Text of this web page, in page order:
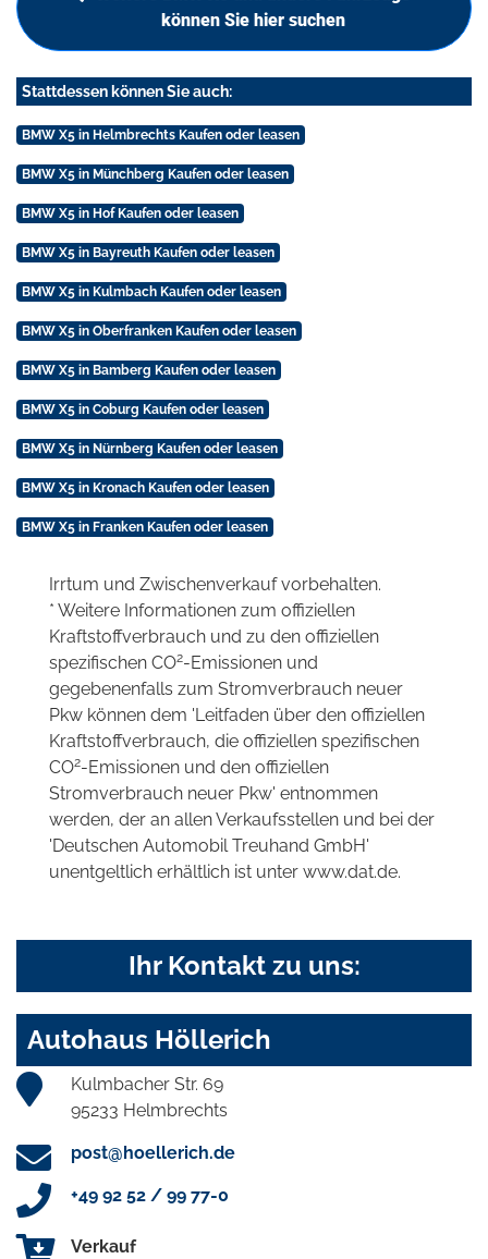
können Sie hier suchen
Stattdessen können Sie auch:
BMW X5 in Helmbrechts Kaufen oder leasen
BMW X5 in Münchberg Kaufen oder leasen
BMW X5 in Hof Kaufen oder leasen
BMW X5 in Bayreuth Kaufen oder leasen
BMW X5 in Kulmbach Kaufen oder leasen
BMW X5 in Oberfranken Kaufen oder leasen
BMW X5 in Bamberg Kaufen oder leasen
BMW X5 in Coburg Kaufen oder leasen
BMW X5 in Nürnberg Kaufen oder leasen
BMW X5 in Kronach Kaufen oder leasen
BMW X5 in Franken Kaufen oder leasen
Irrtum und Zwischenverkauf vorbehalten.
* Weitere Informationen zum offiziellen
Kraftstoffverbrauch und zu den offiziellen
spezifischen CO2-Emissionen und
gegebenenfalls zum Stromverbrauch neuer
Pkw können dem 'Leitfaden über den offiziellen
Kraftstoffverbrauch, die offiziellen spezifischen
CO2-Emissionen und den offiziellen
Stromverbrauch neuer Pkw' entnommen
werden, der an allen Verkaufsstellen und bei der
'Deutschen Automobil Treuhand GmbH'
unentgeltlich erhältlich ist unter www.dat.de.
Ihr Kontakt zu uns:
Autohaus Höllerich
Kulmbacher Str. 69
95233 Helmbrechts
post@hoellerich.de
+49 92 52 / 99 77-0
Verkauf